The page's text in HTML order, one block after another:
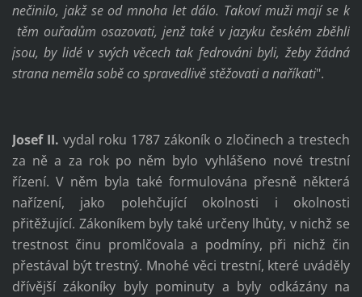
nečinilo, jakž se od mnoha let dálo. Takoví muži mají se k
těm ouřadům osazovati, jenž také v jazyku českém zběhlí
jsou, by lidé v svých věcech tak fedrováni byli, žeby žádná
strana neměla sobě co spravedlivě stěžovati a naříkati".
Josef II. vydal roku 1787 zákoník o zločinech a trestech
za ně a za rok po něm bylo vyhlášeno nové trestní
řízení. V něm byla také formulována přesně některá
nařízení, jako polehčující okolnosti i okolnosti
přitěžující. Zákoníkem byly také určeny lhůty, v nichž se
trestnost činu promlčovala a podmíny, při nichž čin
přestával být trestný. Mnohé věci trestní, které uváděly
dřívější zákoníky byly pominuty a byly odkázány na